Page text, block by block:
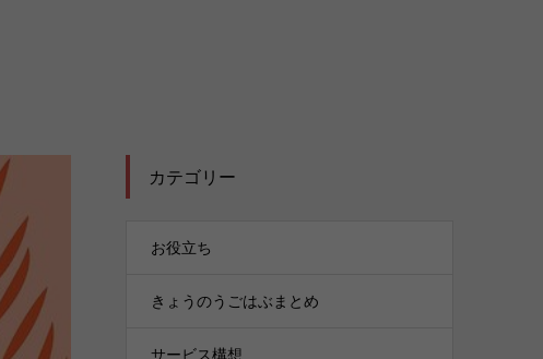
カテゴリー
お役立ち
きょうのうごはぶまとめ
サービス構想